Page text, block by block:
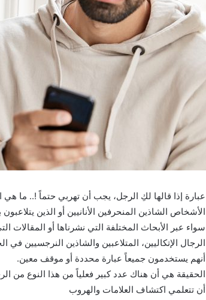
عبارة إذا قالها لكِ الرجل، يجب أن تهربي حتماً !.. ما
الأشخاص الشاذين المنحرفين الأنانيين أو الذين
سواء عبر الأبحاث المختلفة التي نشرناها أو المقالات
الرجال الإتكاليين، المتلاعبين والشاذين النرجسيين
أنهم يستخدمون جميعاً عبارة محددة أو موقف معين.
الحقيقة هي أن هناك عدد كبير فعلياً من هذا النوع من
أن تتعلمي اكتشاف العلامات والهروب